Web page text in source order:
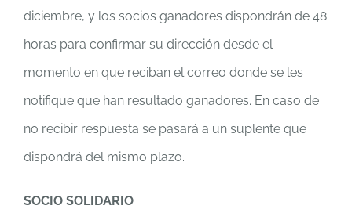
diciembre, y los socios ganadores dispondrán de 48
horas para confirmar su dirección desde el
momento en que reciban el correo donde se les
notifique que han resultado ganadores. En caso de
no recibir respuesta se pasará a un suplente que
dispondrá del mismo plazo.
SOCIO SOLIDARIO